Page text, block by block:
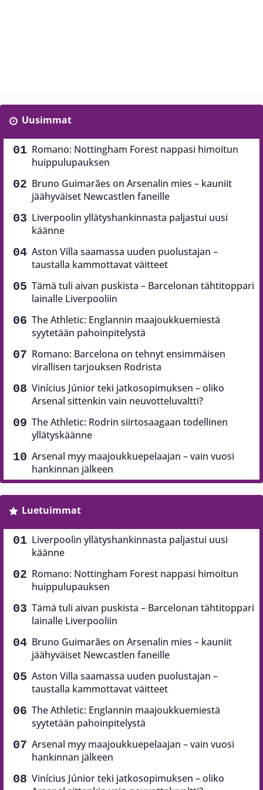
Uusimmat
Romano: Nottingham Forest nappasi himoitun
huippulupauksen
Bruno Guimarães on Arsenalin mies – kauniit
jäähyväiset Newcastlen faneille
Liverpoolin yllätyshankinnasta paljastui uusi
käänne
Aston Villa saamassa uuden puolustajan –
taustalla kammottavat väitteet
Tämä tuli aivan puskista – Barcelonan tähtitoppari
lainalle Liverpooliin
The Athletic: Englannin maajoukkuemiestä
syytetään pahoinpitelystä
Romano: Barcelona on tehnyt ensimmäisen
virallisen tarjouksen Rodrista
Vinícius Júnior teki jatkosopimuksen – oliko
Arsenal sittenkin vain neuvotteluvaltti?
The Athletic: Rodrin siirtosaagaan todellinen
yllätyskäänne
Arsenal myy maajoukkuepelaajan – vain vuosi
hankinnan jälkeen
Luetuimmat
Liverpoolin yllätyshankinnasta paljastui uusi
käänne
Romano: Nottingham Forest nappasi himoitun
huippulupauksen
Tämä tuli aivan puskista – Barcelonan tähtitoppari
lainalle Liverpooliin
Bruno Guimarães on Arsenalin mies – kauniit
jäähyväiset Newcastlen faneille
Aston Villa saamassa uuden puolustajan –
taustalla kammottavat väitteet
The Athletic: Englannin maajoukkuemiestä
syytetään pahoinpitelystä
Arsenal myy maajoukkuepelaajan – vain vuosi
hankinnan jälkeen
Vinícius Júnior teki jatkosopimuksen – oliko